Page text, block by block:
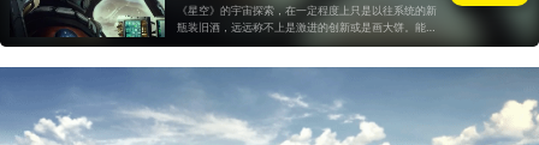
《星空》的宇宙探索，在一定程度上只是以往系统的新
瓶装旧酒，远远称不上是激进的创新或是画大饼。能够
做到目前的程度，我们认为是水到渠成。